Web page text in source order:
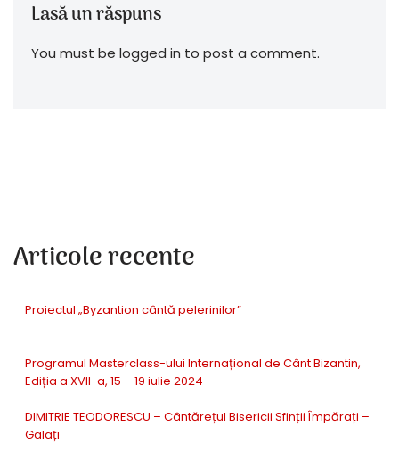
Lasă un răspuns
You must be logged in to post a comment.
Articole recente
Proiectul „Byzantion cântă pelerinilor”
Programul Masterclass-ului Internațional de Cânt Bizantin,
Ediția a XVII-a, 15 – 19 iulie 2024
DIMITRIE TEODORESCU – Cântărețul Bisericii Sfinții Împărați –
Galați